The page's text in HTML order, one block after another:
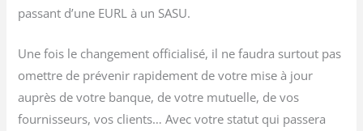
passant d’une EURL à un SASU.
Une fois le changement officialisé, il ne faudra surtout pas
omettre de prévenir rapidement de votre mise à jour
auprès de votre banque, de votre mutuelle, de vos
fournisseurs, vos clients… Avec votre statut qui passera